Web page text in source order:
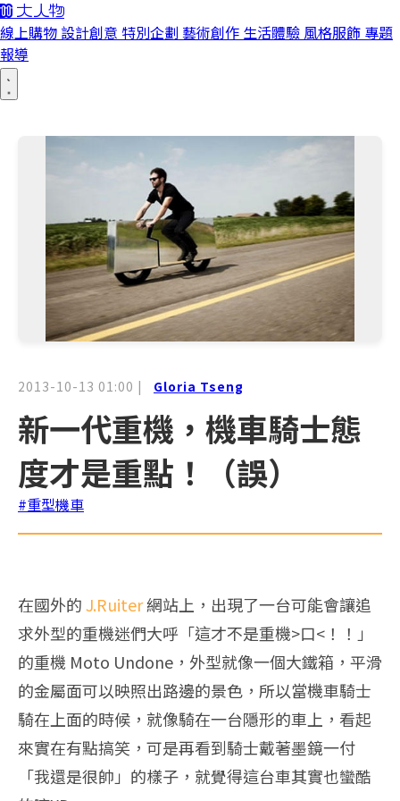
線上購物 設計創意 特別企劃 藝術創作 生活體驗 風格服飾 專題
報導
2013-10-13 01:00 | Gloria Tseng
新一代重機，機車騎士態
度才是重點！（誤）
#重型機車
在國外的J.Ruiter網站上，出現了一台可能會讓追
求外型的重機迷們大呼「這才不是重機>口<！！」
的重機 Moto Undone，外型就像一個大鐵箱，平滑
的金屬面可以映照出路邊的景色，所以當機車騎士
騎在上面的時候，就像騎在一台隱形的車上，看起
來實在有點搞笑，可是再看到騎士戴著墨鏡一付
「我還是很帥」的樣子，就覺得這台車其實也蠻酷